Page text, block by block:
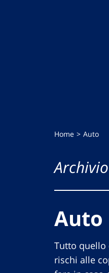
Home Auto
Archivio
Auto
Tutto quello
rischi alle